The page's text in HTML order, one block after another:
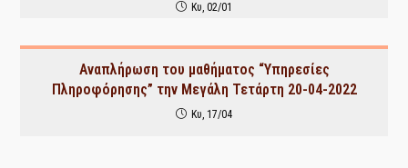
Κυ, 02/01
Αναπλήρωση του μαθήματος “Υπηρεσίες
Πληροφόρησης” την Μεγάλη Τετάρτη 20-04-2022
Κυ, 17/04